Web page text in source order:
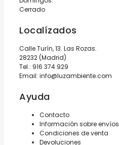
Cerrado
Localízados
Calle Turín, 13. Las Rozas.
28232 (Madrid)
Tel.: 916 374 929
Email: info@luzambiente.com
Ayuda
Contacto
Información sobre envíos
Condiciones de venta
Devoluciones